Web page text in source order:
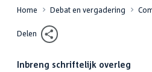
Home Debat en vergadering
Delen
Inbreng schriftelijk overleg